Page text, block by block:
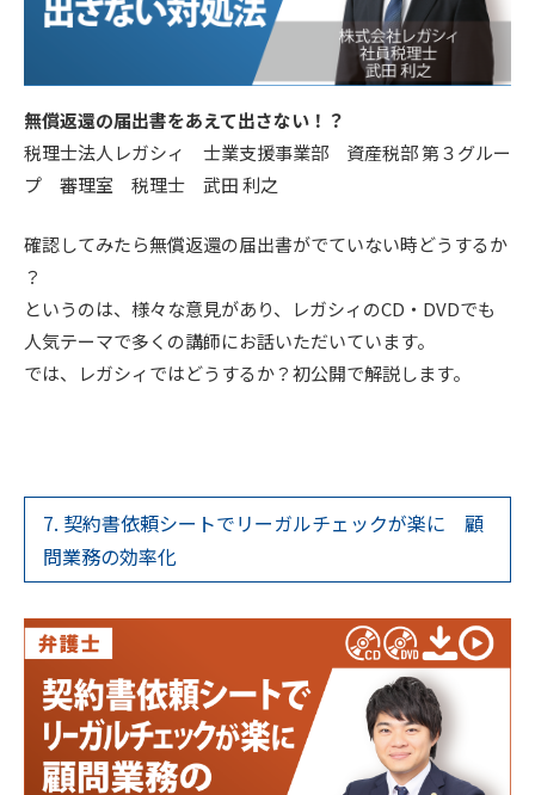
無償返還の届出書をあえて出さない！？
税理士法人レガシィ 士業支援事業部 資産税部 第３グルー
プ 審理室 税理士 武田 利之
確認してみたら無償返還の届出書がでていない時どうするか
？
というのは、様々な意見があり、レガシィのCD・DVDでも
人気テーマで多くの講師にお話いただいています。
では、レガシィではどうするか？初公開で解説します。
7. 契約書依頼シートでリーガルチェックが楽に 顧
問業務の効率化